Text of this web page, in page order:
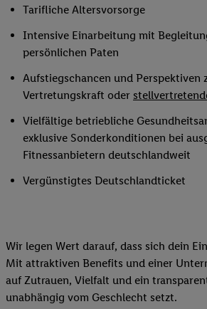
Tarifliche Altersvorsorge
Intensive Einarbeitung mit
persönlichen Paten
Aufstiegschancen und Perspektiven
Vertretungskraft oder
Vielfältige betriebliche
exklusive Sonderkonditionen bei
Fitnessanbietern deutschlandweit
Vergünstigtes Deutschlandticket
Wir legen Wert darauf, dass sich dein
Mit attraktiven Benefits und einer
auf Zutrauen, Vielfalt und ein
unabhängig vom Geschlecht setzt.